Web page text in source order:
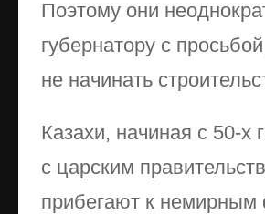
Поэтому они
губернатору с
не начинать
Казахи, начиная с 50-
с царским
прибегают к